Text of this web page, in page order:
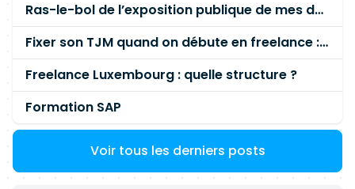
Ras-le-bol de l’exposition publique de mes données personnelles liées à mon entreprise
Fixer son TJM quand on débute en freelance : la méthode mathématique (et pas au feeling) 🛑
Freelance Luxembourg : quelle structure ?
Formation SAP
Voir tous les derniers posts